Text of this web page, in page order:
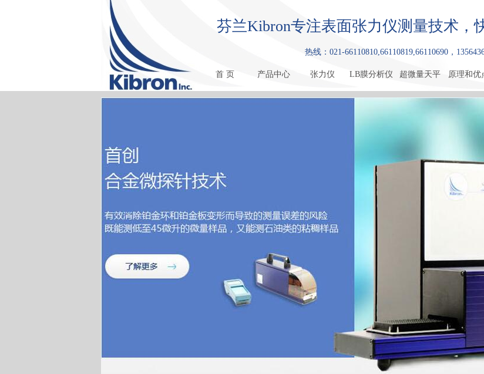
芬兰Kibron专注表面张力仪测量技术，
热线：021-66110810,66110819,66110690，
首 页 产品中心 张力仪 LB膜分析仪 超微量天平 原理和优